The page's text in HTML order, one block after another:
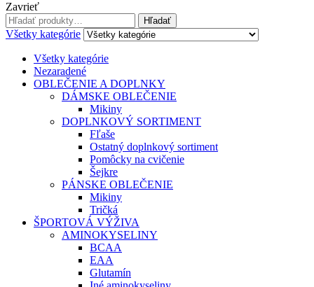
Zavrieť
Hľadať:
Hľadať
Všetky kategórie
Všetky kategórie
Nezaradené
OBLEČENIE A DOPLNKY
DÁMSKE OBLEČENIE
Mikiny
DOPLNKOVÝ SORTIMENT
Fľaše
Ostatný doplnkový sortiment
Pomôcky na cvičenie
Šejkre
PÁNSKE OBLEČENIE
Mikiny
Tričká
ŠPORTOVÁ VÝŽIVA
AMINOKYSELINY
BCAA
EAA
Glutamín